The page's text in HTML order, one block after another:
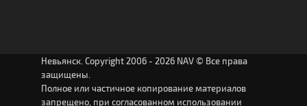
Невьянск. Copyright 2006 - 2026 NAV © Все права
защищены.
Полное или частичное копирование материалов
запрещено, при согласованном использовании